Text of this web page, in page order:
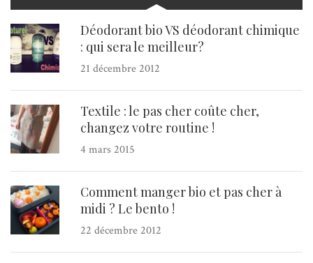
Déodorant bio VS déodorant chimique
: qui sera le meilleur?
21 décembre 2012
Textile : le pas cher coûte cher,
changez votre routine !
4 mars 2015
Comment manger bio et pas cher à
midi ? Le bento !
22 décembre 2012